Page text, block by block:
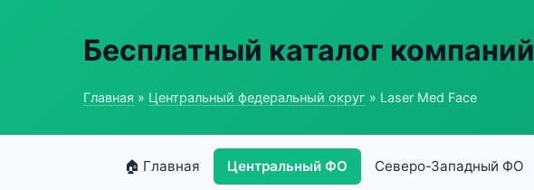
Бесплатный каталог компаний
Главная » Центральный федеральный округ » Laser Med Face
🏠 Главная Центральный ФО Северо-Западный ФО